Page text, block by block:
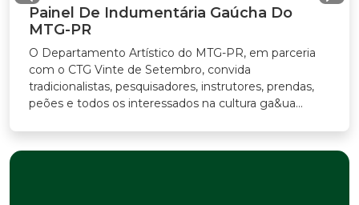
De Indumentária Gaúcha Do
PR
Artístico do MTG-PR, em parceria
o CTG Vinte de Setembro, convida
pesquisadores, instrutores, prendas,
e todos os interessados na cultura ga&ua...